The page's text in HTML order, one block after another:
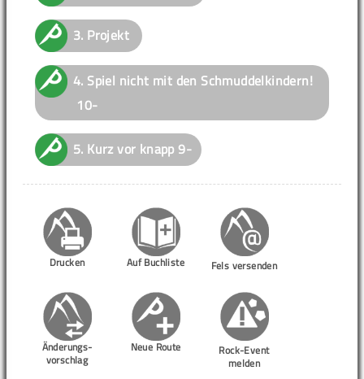
3. Projekt
4. Spiel nicht mit den Schmuddelkindern!
10-
5. Kurz vor knapp 9-
Drucken Auf Buchliste Fels versenden
Änderungs-
vorschlag
Neue Route
Rock-Event
melden